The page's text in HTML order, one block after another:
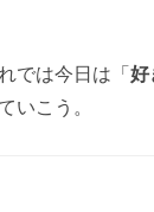
では今日は「 好
いこう。